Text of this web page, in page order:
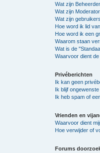
Wat zijn
Wat zijn
Wat zijn
Hoe word ik lid
Hoe word ik een
Waarom staan
Wat is de
Waarvoor dient
Privéberichten
Ik kan geen
Ik blijf
Ik heb spam of
Vrienden en
Waarvoor dient
Hoe verwijder of
Forums